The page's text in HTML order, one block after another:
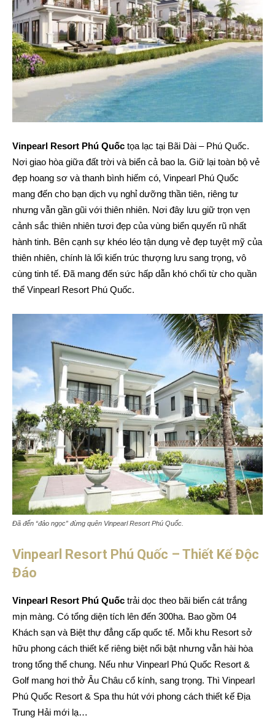
Vinpearl Resort Phú Quốc tọa lạc tại Bãi Dài – Phú Quốc.
Nơi giao hòa giữa đất trời và biển cả bao la. Giữ lại toàn bộ vẻ
đẹp hoang sơ và thanh bình hiếm có, Vinpearl Phú Quốc
mang đến cho bạn dịch vụ nghỉ dưỡng thần tiên, riêng tư
nhưng vẫn gần gũi với thiên nhiên. Nơi đây lưu giữ trọn vẹn
cảnh sắc thiên nhiên tươi đẹp của vùng biển quyến rũ nhất
hành tinh. Bên cạnh sự khéo léo tận dụng vẻ đẹp tuyệt mỹ của
thiên nhiên, chính là lối kiến trúc thượng lưu sang trọng, vô
cùng tinh tế. Đã mang đến sức hấp dẫn khó chối từ cho quần
thể Vinpearl Resort Phú Quốc.
Đã đến “đảo ngọc” đừng quên Vinpearl Resort Phú Quốc.
Vinpearl Resort Phú Quốc – Thiết Kế Độc
Đáo
Vinpearl Resort Phú Quốc trải dọc theo bãi biển cát trắng
mịn màng. Có tổng diện tích lên đến 300ha. Bao gồm 04
Khách sạn và Biệt thự đẳng cấp quốc tế. Mỗi khu Resort sở
hữu phong cách thiết kế riêng biệt nổi bật nhưng vẫn hài hòa
trong tổng thể chung. Nếu như Vinpearl Phú Quốc Resort &
Golf mang hơi thở Âu Châu cổ kính, sang trọng. Thì Vinpearl
Phú Quốc Resort & Spa thu hút với phong cách thiết kế Địa
Trung Hải mới lạ…